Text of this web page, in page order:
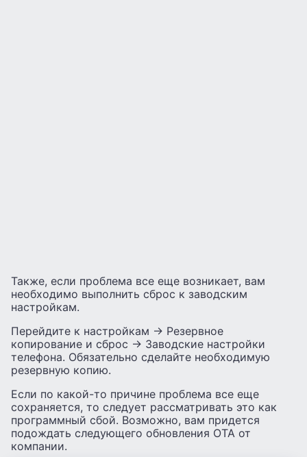
Также, если проблема все еще возникает, вам
необходимо выполнить сброс к заводским
настройкам.
Перейдите к настройкам -> Резервное
копирование и сброс -> Заводские настройки
телефона. Обязательно сделайте необходимую
резервную копию.
Если по какой-то причине проблема все еще
сохраняется, то следует рассматривать это как
программный сбой. Возможно, вам придется
подождать следующего обновления OTA от
компании.